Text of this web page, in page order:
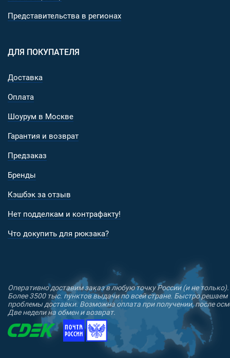
Представительства в регионах
ДЛЯ ПОКУПАТЕЛЯ
Доставка
Оплата
Шоурум в Москве
Гарантия и возврат
Предзаказ
Бренды
Кэшбэк за отзыв
Нет подделкам и контрафакту!
Что докупить для рюкзака?
Оперативно доставим заказ в любую точку России (и не только).
Более 3500 тыс. пунктов выдачи по всей стране. Быстро решаем
проблемы доставки. Возможна оплата при получении, после
Две недели на обмен и возврат.